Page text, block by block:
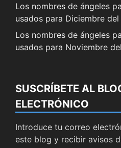
Los nombres de ángeles
usados para Diciembre
Los nombres de ángeles
usados para Noviembre
SUSCRÍBETE AL
ELECTRÓNICO
Introduce tu correo
este blog y recibir avisos